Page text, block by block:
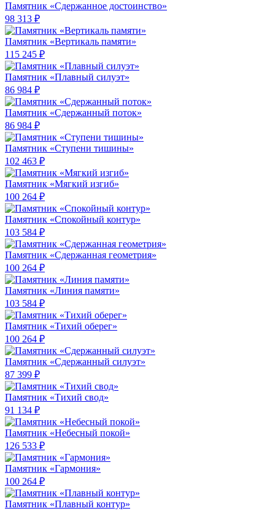
Памятник «Сдержанное достоинство»
98 313 ₽
Памятник «Вертикаль памяти»
115 245 ₽
Памятник «Плавный силуэт»
86 984 ₽
Памятник «Сдержанный поток»
86 984 ₽
Памятник «Ступени тишины»
102 463 ₽
Памятник «Мягкий изгиб»
100 264 ₽
Памятник «Спокойный контур»
103 584 ₽
Памятник «Сдержанная геометрия»
100 264 ₽
Памятник «Линия памяти»
103 584 ₽
Памятник «Тихий оберег»
100 264 ₽
Памятник «Сдержанный силуэт»
87 399 ₽
Памятник «Тихий свод»
91 134 ₽
Памятник «Небесный покой»
126 533 ₽
Памятник «Гармония»
100 264 ₽
Памятник «Плавный контур»